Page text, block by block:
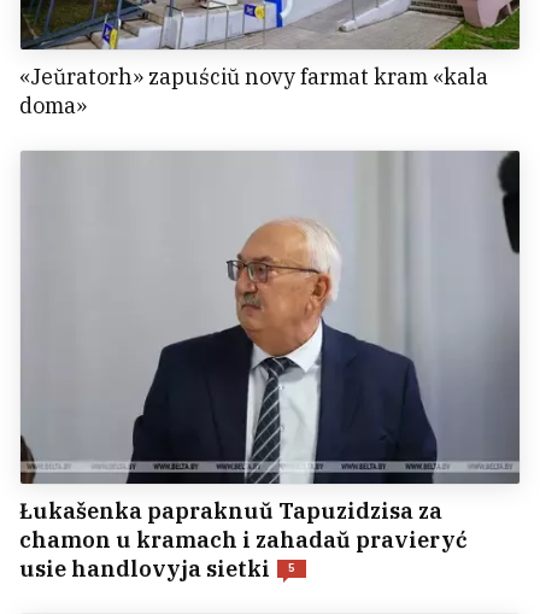
«Jeŭratorh» zapuściŭ novy farmat kram «kala
doma»
Łukašenka papraknuŭ Tapuzidzisa za
chamon u kramach i zahadaŭ pravieryć
usie handlovyja sietki
5